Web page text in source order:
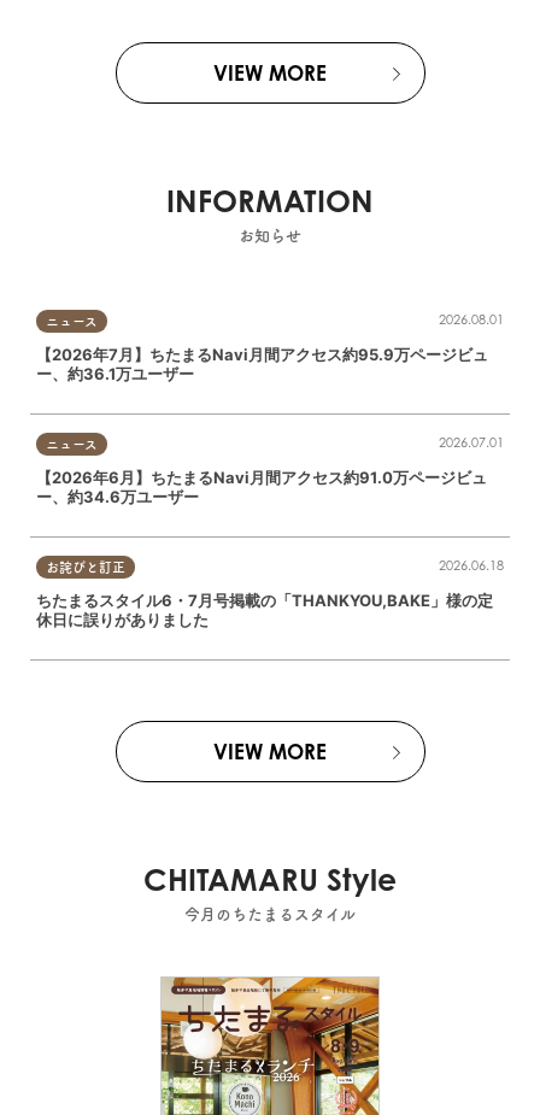
VIEW MORE
INFORMATION
お知らせ
ニュース 2026.08.01
【2026年7月】ちたまるNavi月間アクセス約95.9万ページビュ
ー、約36.1万ユーザー
ニュース 2026.07.01
【2026年6月】ちたまるNavi月間アクセス約91.0万ページビュ
ー、約34.6万ユーザー
お詫びと訂正 2026.06.18
ちたまるスタイル6・7月号掲載の「THANKYOU,BAKE」様の定
休日に誤りがありました
VIEW MORE
CHITAMARU Style
今月のちたまるスタイル